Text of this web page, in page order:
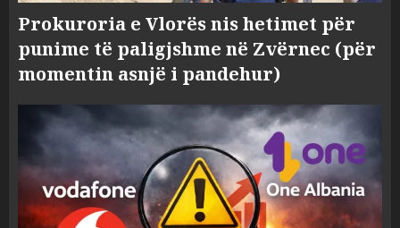
Prokuroria e Vlorës nis hetimet për
punime të paligjshme në Zvërnec (për
momentin asnjë i pandehur)